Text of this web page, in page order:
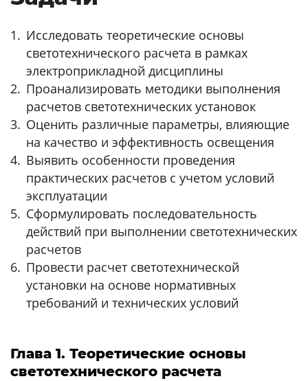
Исследовать теоретические основы
светотехнического расчета в рамках
электроприкладной дисциплины
Проанализировать методики выполнения
расчетов светотехнических установок
Оценить различные параметры, влияющие
на качество и эффективность освещения
Выявить особенности проведения
практических расчетов с учетом условий
эксплуатации
Сформулировать последовательность
действий при выполнении светотехнических
расчетов
Провести расчет светотехнической
установки на основе нормативных
требований и технических условий
Глава 1. Теоретические основы
светотехнического расчета